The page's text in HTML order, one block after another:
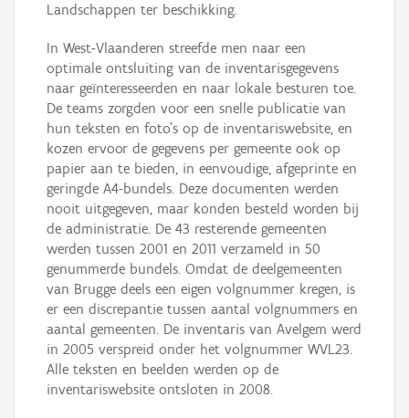
Landschappen ter beschikking.
In West-Vlaanderen streefde men naar een
optimale ontsluiting van de inventarisgegevens
naar geïnteresseerden en naar lokale besturen toe.
De teams zorgden voor een snelle publicatie van
hun teksten en foto’s op de inventariswebsite, en
kozen ervoor de gegevens per gemeente ook op
papier aan te bieden, in eenvoudige, afgeprinte en
geringde A4-bundels. Deze documenten werden
nooit uitgegeven, maar konden besteld worden bij
de administratie. De 43 resterende gemeenten
werden tussen 2001 en 2011 verzameld in 50
genummerde bundels. Omdat de deelgemeenten
van Brugge deels een eigen volgnummer kregen, is
er een discrepantie tussen aantal volgnummers en
aantal gemeenten. De inventaris van Avelgem werd
in 2005 verspreid onder het volgnummer WVL23.
Alle teksten en beelden werden op de
inventariswebsite ontsloten in 2008.